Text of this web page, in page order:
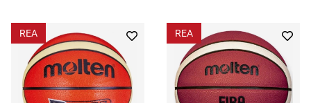
REA REA